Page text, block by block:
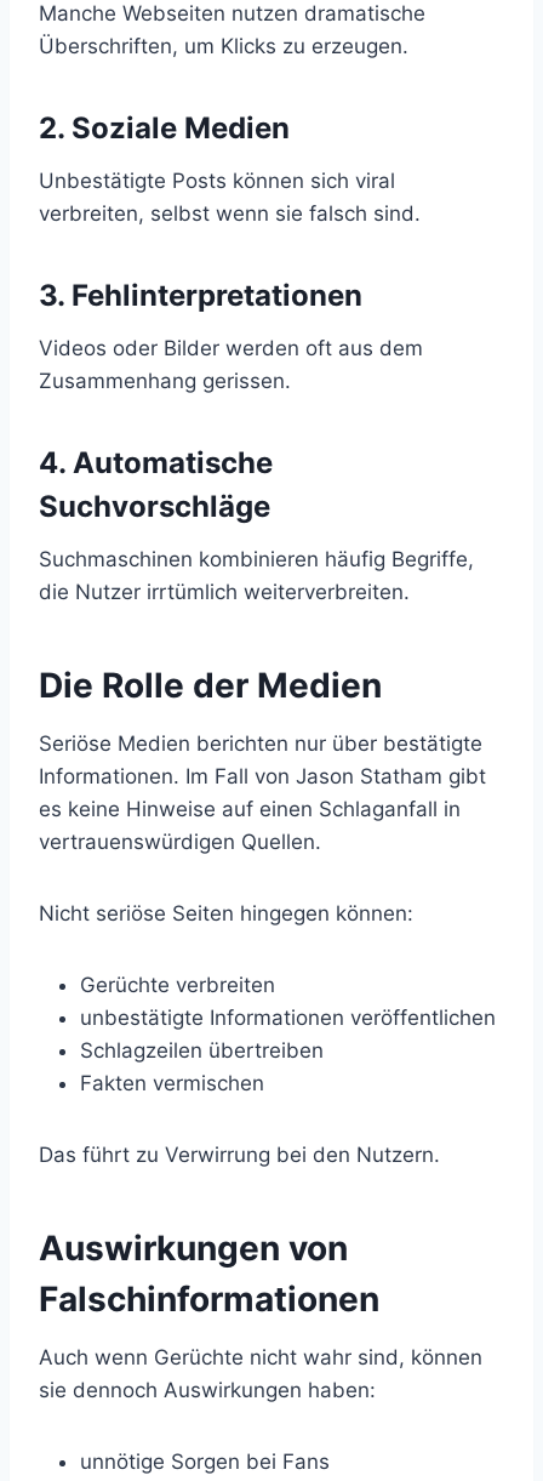
Manche Webseiten nutzen dramatische
Überschriften, um Klicks zu erzeugen.
2. Soziale Medien
Unbestätigte Posts können sich viral
verbreiten, selbst wenn sie falsch sind.
3. Fehlinterpretationen
Videos oder Bilder werden oft aus dem
Zusammenhang gerissen.
4. Automatische
Suchvorschläge
Suchmaschinen kombinieren häufig Begriffe,
die Nutzer irrtümlich weiterverbreiten.
Die Rolle der Medien
Seriöse Medien berichten nur über bestätigte
Informationen. Im Fall von Jason Statham gibt
es keine Hinweise auf einen Schlaganfall in
vertrauenswürdigen Quellen.
Nicht seriöse Seiten hingegen können:
Gerüchte verbreiten
unbestätigte Informationen veröffentlichen
Schlagzeilen übertreiben
Fakten vermischen
Das führt zu Verwirrung bei den Nutzern.
Auswirkungen von
Falschinformationen
Auch wenn Gerüchte nicht wahr sind, können
sie dennoch Auswirkungen haben:
unnötige Sorgen bei Fans